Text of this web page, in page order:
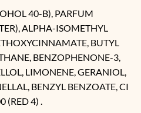
40-B), PARFUM
ALPHA-ISOMETHYL
BUTYL
BENZOPHENONE-3,
LIMONENE, GERANIOL,
BENZYL BENZOATE, CI
(RED 4) .